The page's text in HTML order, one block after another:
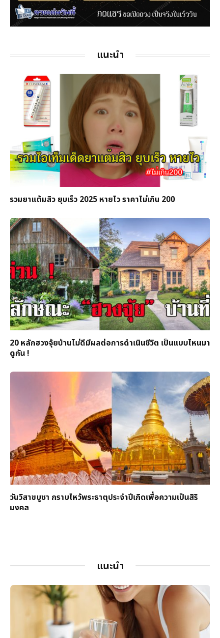
แนะนำ
รวมยาแต้มสิว ยุบเร็ว 2025 หายไว ราคาไม่เกิน 200
20 หลักฮวงจุ้ยบ้านไม่ดีมีผลต่อการดำเนินชีวิต เป็นแบบไหนมา
ดูกัน !
วันวิสาขบูชา กราบไหว้พระธาตุประจำปีเกิดเพื่อความเป็นสิริ
มงคล
แนะนำ